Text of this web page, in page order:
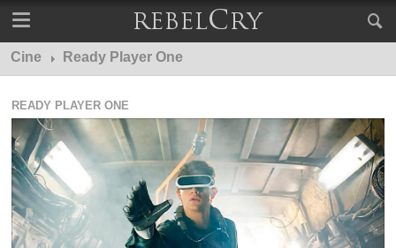
Cine Ready Player One
READY PLAYER ONE